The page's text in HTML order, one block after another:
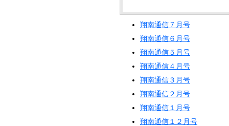
翔南通信７月号
翔南通信６月号
翔南通信５月号
翔南通信４月号
翔南通信３月号
翔南通信２月号
翔南通信１月号
翔南通信１２月号